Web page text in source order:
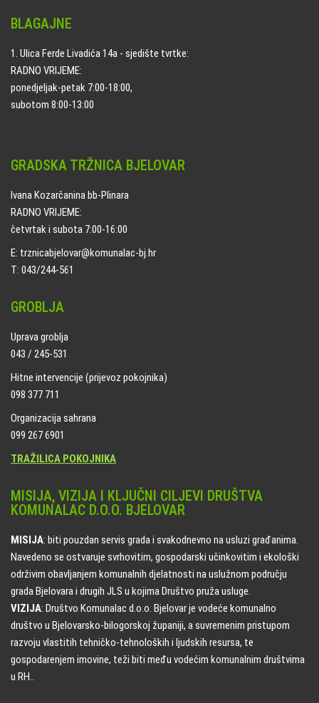
BLAGAJNE
1. Ulica Ferde Livadića 14a - sjedište tvrtke:
RADNO VRIJEME:
ponedjeljak-petak 7:00-18:00,
subotom 8:00-13:00
GRADSKA TRŽNICA BJELOVAR
Ivana Kozarčanina bb-Plinara
RADNO VRIJEME:
četvrtak i subota 7:00-16:00
E: trznicabjelovar@komunalac-bj.hr
T: 043/244-561
GROBLJA
Uprava groblja
043 / 245-531
Hitne intervencije (prijevoz pokojnika)
098 377 711
Organizacija sahrana
099 267 6901
TRAŽILICA POKOJNIKA
MISIJA, VIZIJA I KLJUČNI CILJEVI DRUŠTVA
KOMUNALAC D.O.O. BJELOVAR
MISIJA: biti pouzdan servis grada i svakodnevno na usluzi građanima.
Navedeno se ostvaruje svrhovitim, gospodarski učinkovitim i ekološki
održivim obavljanjem komunalnih djelatnosti na uslužnom području
grada Bjelovara i drugih JLS u kojima Društvo pruža usluge.
VIZIJA: Društvo Komunalac d.o.o. Bjelovar je vodeće komunalno
društvo u Bjelovarsko-bilogorskoj županiji, a suvremenim pristupom
razvoju vlastitih tehničko-tehnoloških i ljudskih resursa, te
gospodarenjem imovine, teži biti među vodećim komunalnim društvima
u RH..